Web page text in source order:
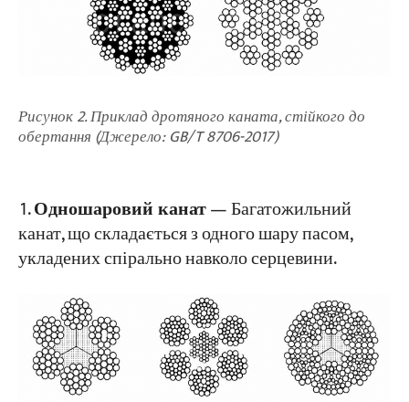
Рисунок 2. Приклад дротяного каната, стійкого до
обертання (Джерело: GB/T 8706-2017)
Одношаровий канат— Багатожильний
канат, що складається з одного шару пасом,
укладених спірально навколо серцевини.